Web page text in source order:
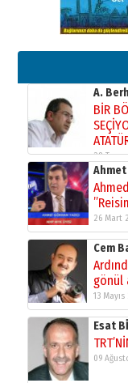
26 Mart
Cem
13
Esat
09
Kadir
29
Kenan
Murat
çıtayı
17 Şubat 2026 SalıOrhan
Bir